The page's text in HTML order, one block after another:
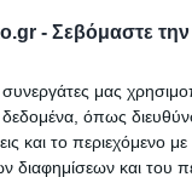
- Σεβόμαστε την
συνεργάτες μας
όπως
και το περιεχόμενο
διαφημίσεων και του
σας!